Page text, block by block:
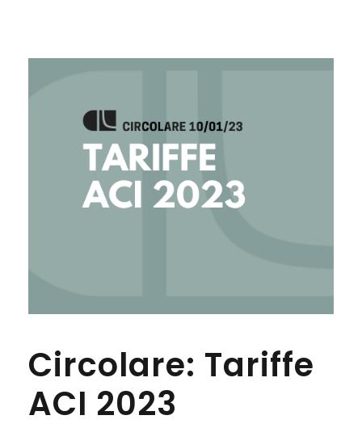
Circolare: Tariffe
ACI 2023